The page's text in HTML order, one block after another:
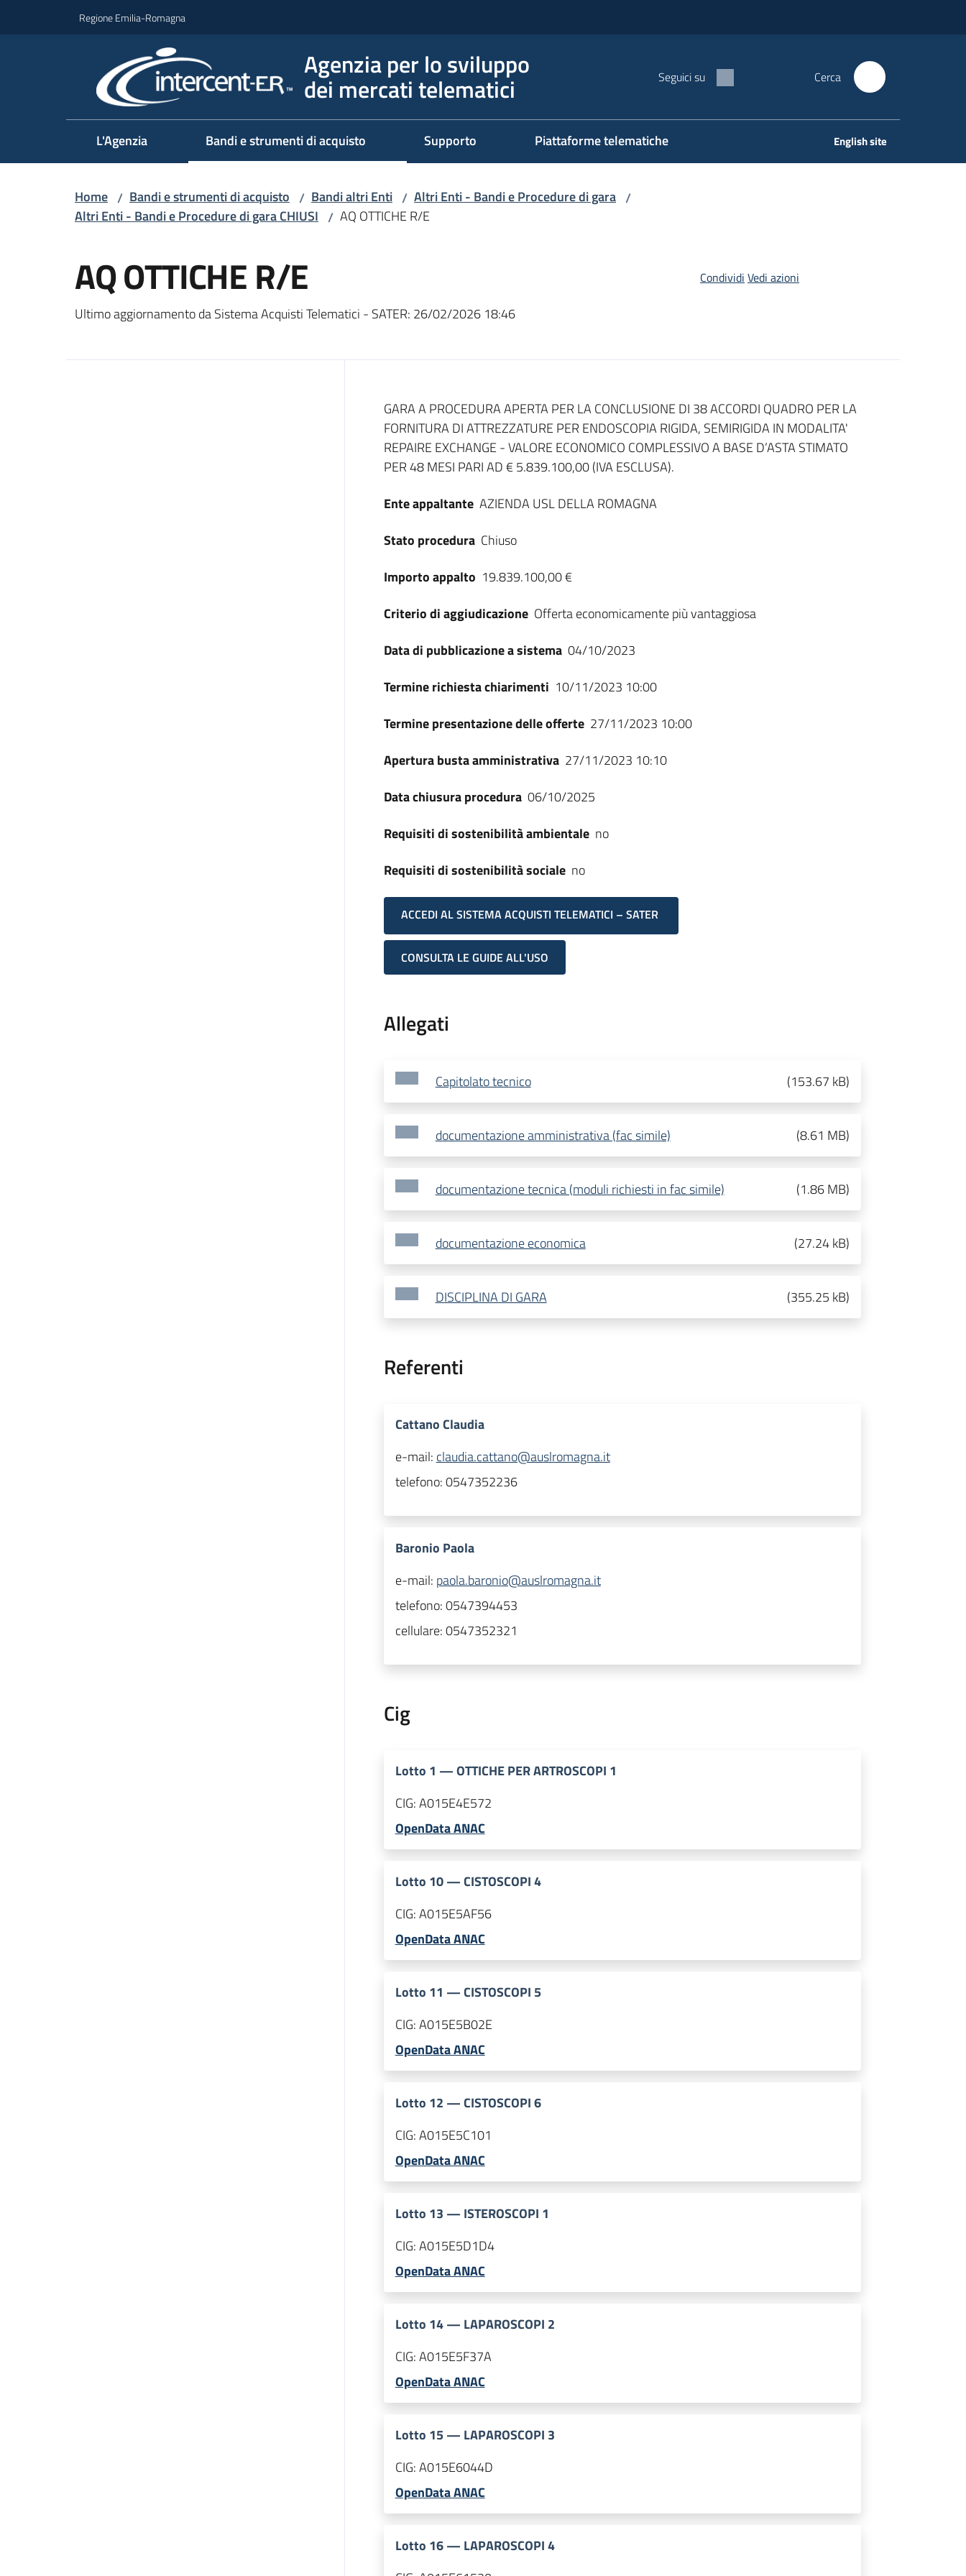
Regione Emilia-Romagna
Agenzia per lo sviluppo
dei mercati telematici Seguici su Cerca
L'Agenzia Bandi e strumenti di acquisto Supporto Piattaforme telematiche English site
Home / Bandi e strumenti di acquisto / Bandi altri Enti / Altri Enti - Bandi e Procedure di gara /
Altri Enti - Bandi e Procedure di gara CHIUSI / AQ OTTICHE R/E
AQ OTTICHE R/E
Ultimo aggiornamento da Sistema Acquisti Telematici - SATER: 26/02/2026 18:46
Condividi Vedi azioni
Dati del bando
GARA A PROCEDURA APERTA PER LA CONCLUSIONE DI 38 ACCORDI QUADRO PER LA
FORNITURA DI ATTREZZATURE PER ENDOSCOPIA RIGIDA, SEMIRIGIDA IN MODALITA'
REPAIRE EXCHANGE - VALORE ECONOMICO COMPLESSIVO A BASE D’ASTA STIMATO
PER 48 MESI PARI AD € 5.839.100,00 (IVA ESCLUSA).
Ente appaltante AZIENDA USL DELLA ROMAGNA
Stato procedura Chiuso
Importo appalto 19.839.100,00 €
Criterio di aggiudicazione Offerta economicamente più vantaggiosa
Data di pubblicazione a sistema 04/10/2023
Termine richiesta chiarimenti 10/11/2023 10:00
Termine presentazione delle offerte 27/11/2023 10:00
Apertura busta amministrativa 27/11/2023 10:10
Data chiusura procedura 06/10/2025
Requisiti di sostenibilità ambientale no
Requisiti di sostenibilità sociale no
ACCEDI AL SISTEMA ACQUISTI TELEMATICI – SATER
CONSULTA LE GUIDE ALL'USO
Allegati
Capitolato tecnico (153.67 kB)
documentazione amministrativa (fac simile) (8.61 MB)
documentazione tecnica (moduli richiesti in fac simile) (1.86 MB)
documentazione economica (27.24 kB)
DISCIPLINA DI GARA (355.25 kB)
Referenti
Cattano Claudia
e-mail: claudia.cattano@auslromagna.it
telefono:0547352236
Baronio Paola
e-mail: paola.baronio@auslromagna.it
telefono:0547394453
cellulare:0547352321
Cig
Lotto 1 —OTTICHE PER ARTROSCOPI 1
CIG:A015E4E572
OpenData ANAC
Lotto 10—CISTOSCOPI 4
CIG:A015E5AF56
OpenData ANAC
Lotto 11 —CISTOSCOPI 5
CIG:A015E5B02E
OpenData ANAC
Lotto 12 —CISTOSCOPI 6
CIG:A015E5C101
OpenData ANAC
Lotto 13 — ISTEROSCOPI 1
CIG:A015E5D1D4
OpenData ANAC
Lotto 14— LAPAROSCOPI 2
CIG:A015E5F37A
OpenData ANAC
Lotto 15— LAPAROSCOPI 3
CIG:A015E6044D
OpenData ANAC
Lotto 16— LAPAROSCOPI 4